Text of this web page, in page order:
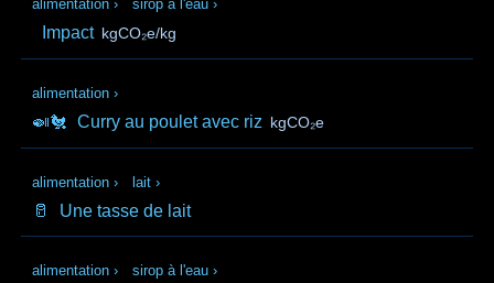
alimentation › sirop à l'eau ›
Impact kgCO₂e/kg
alimentation ›
🍛🐔 Curry au poulet avec riz kgCO₂e
alimentation › lait ›
🥛 Une tasse de lait
alimentation › sirop à l'eau ›